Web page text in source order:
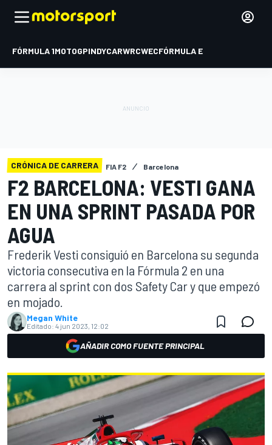
FÓRMULA 1MOTOGPINDYCARWRCWECFÓRMULA E
CRÓNICA DE CARRERA FIA F2 Barcelona
F2 BARCELONA: VESTI GANA
EN UNA SPRINT PASADA POR
AGUA
Frederik Vesti consiguió en Barcelona su segunda
victoria consecutiva en la Fórmula 2 en una
carrera al sprint con dos Safety Car y que empezó
en mojado.
Megan White
Editado: 4 jun 2023, 12:02
AÑADIR COMO FUENTE PRINCIPAL